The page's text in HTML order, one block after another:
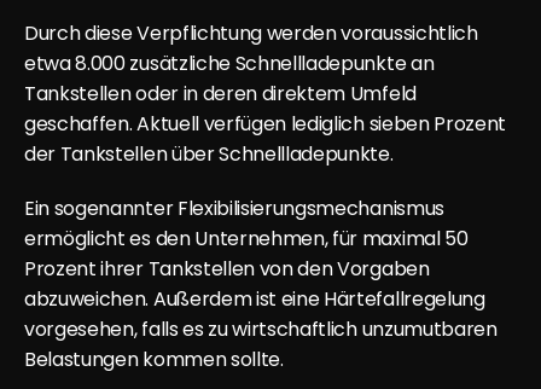
Durch diese Verpflichtung werden voraussichtlich
etwa 8.000 zusätzliche Schnellladepunkte an
Tankstellen oder in deren direktem Umfeld
geschaffen. Aktuell verfügen lediglich sieben Prozent
der Tankstellen über Schnellladepunkte.
Ein sogenannter Flexibilisierungsmechanismus
ermöglicht es den Unternehmen, für maximal 50
Prozent ihrer Tankstellen von den Vorgaben
abzuweichen. Außerdem ist eine Härtefallregelung
vorgesehen, falls es zu wirtschaftlich unzumutbaren
Belastungen kommen sollte.